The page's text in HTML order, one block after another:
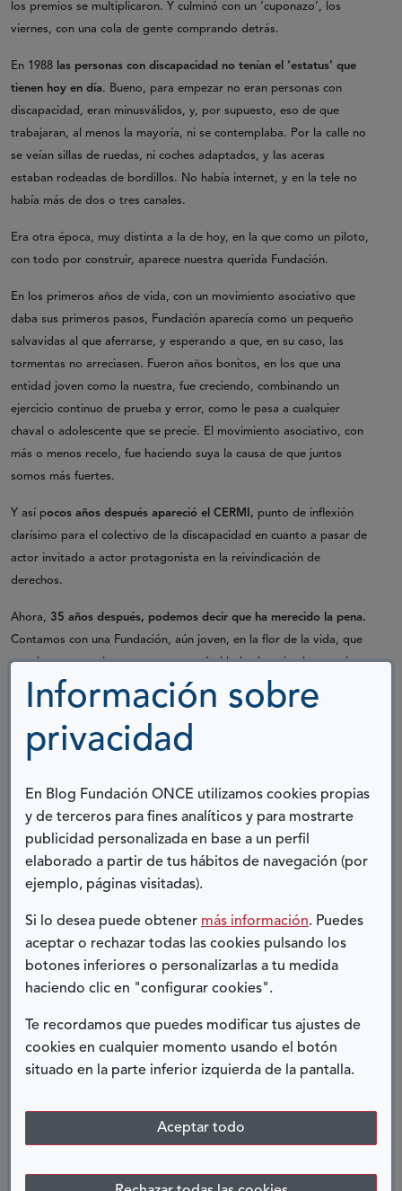
Información sobre
privacidad
En Blog Fundación ONCE utilizamos cookies propias
y de terceros para fines analíticos y para mostrarte
publicidad personalizada en base a un perfil
elaborado a partir de tus hábitos de navegación (por
ejemplo, páginas visitadas).
Si lo desea puede obtener más información. Puedes
aceptar o rechazar todas las cookies pulsando los
botones inferiores o personalizarlas a tu medida
haciendo clic en "configurar cookies".
Te recordamos que puedes modificar tus ajustes de
cookies en cualquier momento usando el botón
situado en la parte inferior izquierda de la pantalla.
Aceptar todo
los premios se multiplicaron. Y culminó con un ‘cuponazo’, los
viernes, con una cola de gente comprando detrás.
En 1988 las personas con discapacidad no tenían el ‘estatus’ que
tienen hoy en día. Bueno, para empezar no eran personas con
discapacidad, eran minusválidos, y, por supuesto, eso de que
trabajaran, al menos la mayoría, ni se contemplaba. Por la calle no
se veían sillas de ruedas, ni coches adaptados, y las aceras
estaban rodeadas de bordillos. No había internet, y en la tele no
había más de dos o tres canales.
Era otra época, muy distinta a la de hoy, en la que como un piloto,
con todo por construir, aparece nuestra querida Fundación.
En los primeros años de vida, con un movimiento asociativo que
daba sus primeros pasos, Fundación aparecía como un pequeño
salvavidas al que aferrarse, y esperando a que, en su caso, las
tormentas no arreciasen. Fueron años bonitos, en los que una
entidad joven como la nuestra, fue creciendo, combinando un
ejercicio continuo de prueba y error, como le pasa a cualquier
chaval o adolescente que se precie. El movimiento asociativo, con
más o menos recelo, fue haciendo suya la causa de que juntos
somos más fuertes.
Y así pocos años después apareció el CERMI, punto de inflexión
clarísimo para el colectivo de la discapacidad en cuanto a pasar de
actor invitado a actor protagonista en la reivindicación de
derechos.
Ahora, 35 años después, podemos decir que ha merecido la pena.
Contamos con una Fundación, aún joven, en la flor de la vida, que
se reinventa continuamente, que está al lado de quien lo necesita,
con humildad, con cariño, humana por encima de todo. Y esa es la
casa que nos gusta. De aquella época aún quedamos cuatro
jóvenes, Geli, Araceli, Alicia…
En casa estamos de cumpleaños.
COMPARTIR:
Twitter
Facebook
LinkedIn
Telegram